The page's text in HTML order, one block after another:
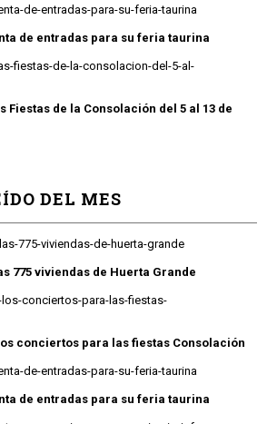
de entradas para su feria taurina
Fiestas de la Consolación del 5 al 13 de
DEL MES
775 viviendas de Huerta Grande
conciertos para las fiestas Consolación
de entradas para su feria taurina